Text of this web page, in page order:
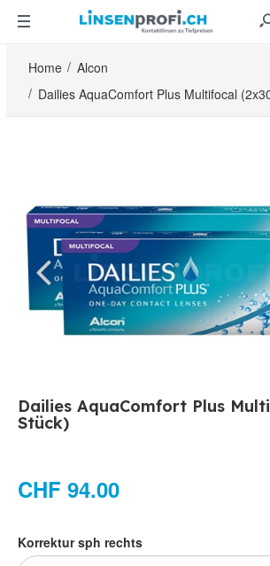
Home
Alcon
Dailies AquaComfort Plus Multifocal
Dailies AquaComfort Plus
Stück)
CHF 94.00
Korrektur sph rechts